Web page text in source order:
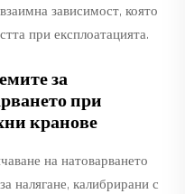
зависимост, която
при експлоатацията.
за
при
кранове
на натоварването
налягане, калибрирани с